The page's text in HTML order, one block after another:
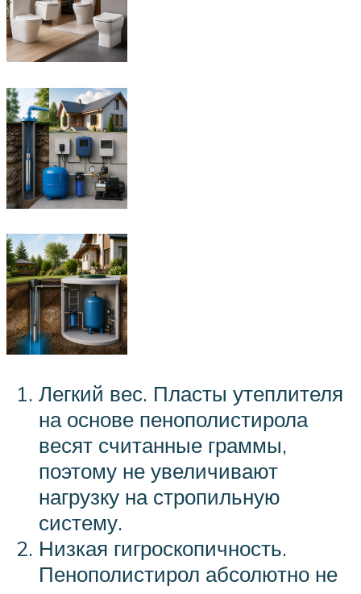
Легкий вес. Пласты утеплителя
на основе пенополистирола
весят считанные граммы,
поэтому не увеличивают
нагрузку на стропильную
систему.
Низкая гигроскопичность.
Пенополистирол абсолютно не